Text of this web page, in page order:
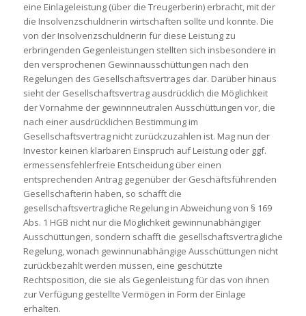
eine Einlageleistung (über die Treugerberin) erbracht, mit der
die Insolvenzschuldnerin wirtschaften sollte und konnte. Die
von der Insolvenzschuldnerin für diese Leistung zu
erbringenden Gegenleistungen stellten sich insbesondere in
den versprochenen Gewinnausschüttungen nach den
Regelungen des Gesellschaftsvertrages dar. Darüber hinaus
sieht der Gesellschaftsvertrag ausdrücklich die Möglichkeit
der Vornahme der gewinnneutralen Ausschüttungen vor, die
nach einer ausdrücklichen Bestimmung im
Gesellschaftsvertrag nicht zurückzuzahlen ist. Mag nun der
Investor keinen klarbaren Einspruch auf Leistung oder ggf.
ermessensfehlerfreie Entscheidung über einen
entsprechenden Antrag gegenüber der Geschäftsführenden
Gesellschafterin haben, so schafft die
gesellschaftsvertragliche Regelung in Abweichung von § 169
Abs. 1 HGB nicht nur die Möglichkeit gewinnunabhängiger
Ausschüttungen, sondern schafft die gesellschaftsvertragliche
Regelung, wonach gewinnunabhängige Ausschüttungen nicht
zurückbezahlt werden müssen, eine geschützte
Rechtsposition, die sie als Gegenleistung für das von ihnen
zur Verfügung gestellte Vermögen in Form der Einlage
erhalten.